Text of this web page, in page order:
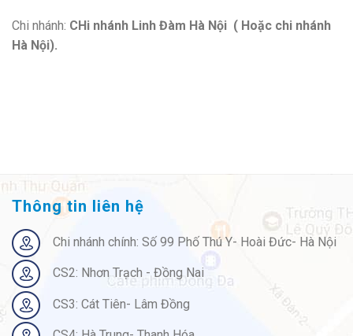
Chi nhánh: CHi nhánh Linh Đàm Hà Nội ( Hoặc chi nhánh
Hà Nội).
Thông tin liên hệ
Chi nhánh chính: Số 99 Phố Thú Y- Hoài Đức- Hà Nội
CS2: Nhơn Trạch - Đồng Nai
CS3: Cát Tiên- Lâm Đồng